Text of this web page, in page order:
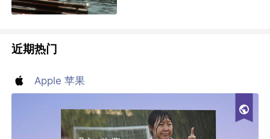
近期热门
Apple 苹果